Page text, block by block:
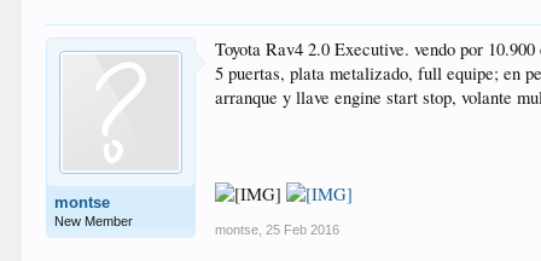
montse
New Member
Toyota Rav4 2.0 Executive. vendo por
5 puertas, plata metalizado, full equipe; en
arranque y llave engine start stop, volante
montse 25 Feb 2016